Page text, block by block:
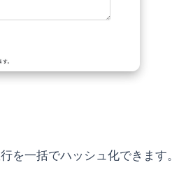
を一括でハッシュ化できます。